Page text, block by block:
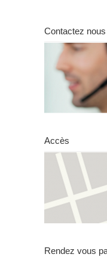
Contactez
Accès
Rendez vous